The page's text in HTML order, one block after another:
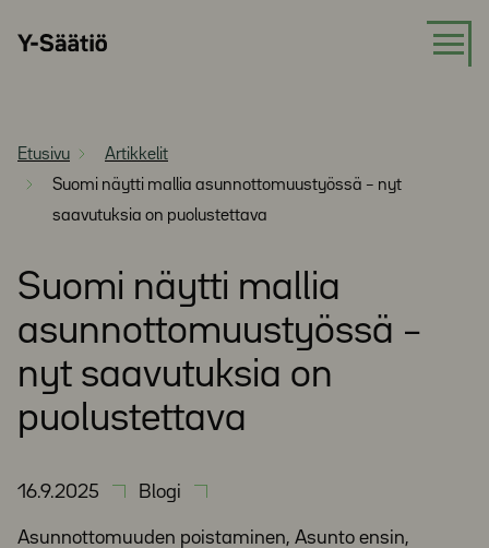
suoraan
Y-
Etusivu
Artikkelit
Suomi näytti mallia asunnottomuustyössä – nyt
saavutuksia on puolustettava
Suomi näytti mallia
asunnottomuustyössä –
nyt saavutuksia on
puolustettava
16.9.2025 Blogi
Asunnottomuuden poistaminen, Asunto ensin,